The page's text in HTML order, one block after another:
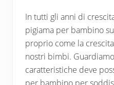
In tutti gli anni di
pigiama per bambino
proprio come la
nostri bimbi.
caratteristiche deve